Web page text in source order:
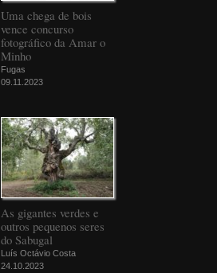
Uma chega de bois
vence concurso
fotográfico da Amar o
Minho
Fugas
09.11.2023
As gigantes verdes e
outros pequenos seres
do Sabugal
Luís Octávio Costa
24.10.2023